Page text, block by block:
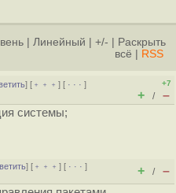
Линейный +/-
Раскрыть
всё
RSS
] [ ﹢﹢﹢] [ · · ·]
+7
+ / –
системы;
] [ ﹢﹢﹢] [ · · ·]
+ / –